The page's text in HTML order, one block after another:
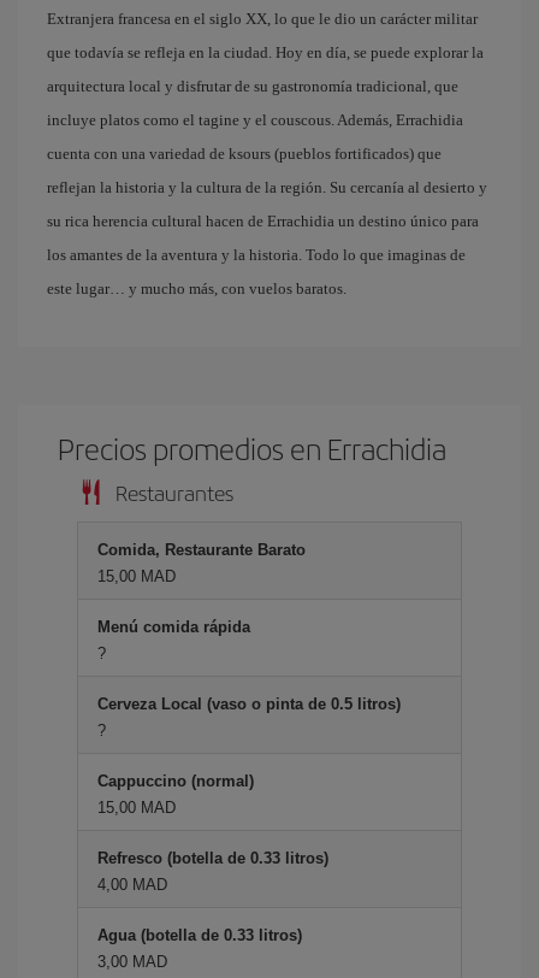
Extranjera francesa en el siglo XX, lo que le dio un carácter militar
que todavía se refleja en la ciudad. Hoy en día, se puede explorar la
arquitectura local y disfrutar de su gastronomía tradicional, que
incluye platos como el tagine y el couscous. Además, Errachidia
cuenta con una variedad de ksours (pueblos fortificados) que
reflejan la historia y la cultura de la región. Su cercanía al desierto y
su rica herencia cultural hacen de Errachidia un destino único para
los amantes de la aventura y la historia. Todo lo que imaginas de
este lugar… y mucho más, con vuelos baratos.
Precios promedios en Errachidia
Restaurantes
Comida, Restaurante Barato
15,00 MAD
Menú comida rápida
?
Cerveza Local (vaso o pinta de 0.5 litros)
?
Cappuccino (normal)
15,00 MAD
Refresco (botella de 0.33 litros)
4,00 MAD
Agua (botella de 0.33 litros)
3,00 MAD